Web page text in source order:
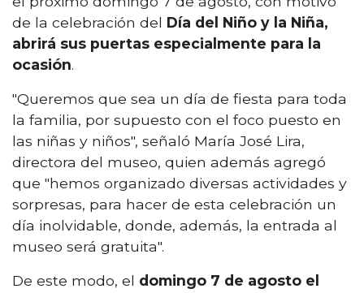
de la celebración del Día del Niño y la Niña,
abrirá sus puertas especialmente para la
ocasión.
"Queremos que sea un día de fiesta para toda
la familia, por supuesto con el foco puesto en
las niñas y niños", señaló María José Lira,
directora del museo, quien además agregó
que "hemos organizado diversas actividades y
sorpresas, para hacer de esta celebración un
día inolvidable, donde, además, la entrada al
museo será gratuita".
De este modo, el domingo 7 de agosto el